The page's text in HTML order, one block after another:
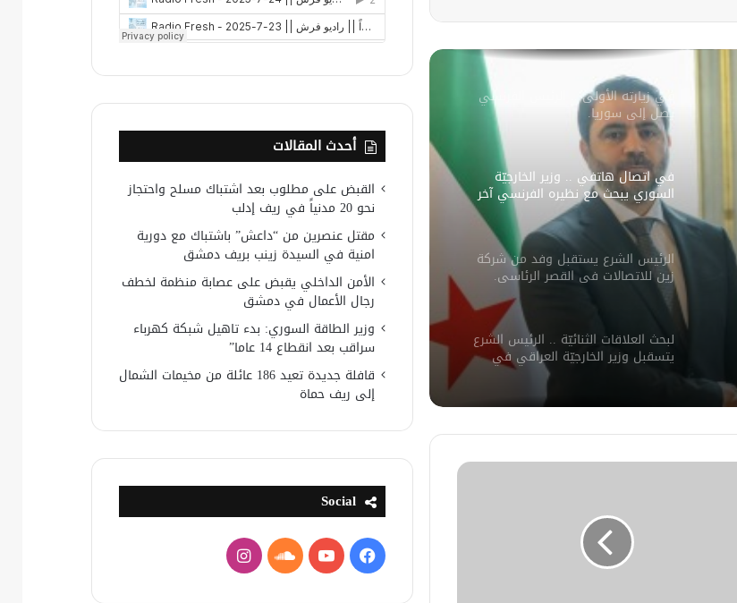
دمشق
في زيارته الأولى .. الرئيس الفرنسي
يصل إلى سوريا.
في اتصال هاتفي .. وزير الخارجيّة
السوري يبحث مع نظيره الفرنسي آخر
التطورات.
الرئيس الشرع يستقبل وفد من شركة
زين للاتصالات في القصر الرئاسي.
لبحث العلاقات الثنائيّة .. الرئيس الشرع
يتسقبل وزير الخارجيّة العراقي في
سوريا.. الهيئة الألمانيّة تنظم فعاليّة
القنصليّة .. أمريكا تمنح الاعتماد القنصلي
للسفارة السوريّة في واشنطن.
أحدث المقالات
القبض على مطلوب بعد اشتباك مسلح واحتجاز
نحو 20 مدنياً في ريف إدلب
مقتل عنصرين من “داعش” باشتباك مع دورية
امنية في السيدة زينب بريف دمشق
الأمن الداخلي يقبض على عصابة منظمة لخطف
رجال الأعمال في دمشق
وزير الطاقة السوري: بدء تاهيل شبكة كهرباء
سراقب بعد انقطاع 14 عاما”
قافلة جديدة تعيد 186 عائلة من مخيمات الشمال
إلى ريف حماة
Social
فيسبوكيوتيوبساوندانستقرام